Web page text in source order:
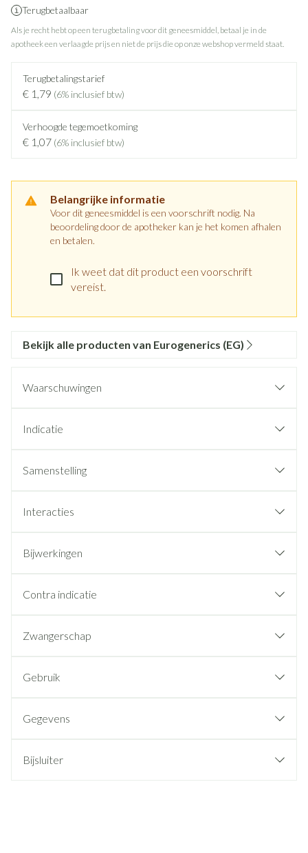
Terugbetaalbaar
Als je recht hebt op een terugbetaling voor dit geneesmiddel, betaal je in de
apotheek een verlaagde prijs en niet de prijs die op onze webshop vermeld staat.
Terugbetalingstarief
€ 1,79 (6% inclusief btw)
Verhoogde tegemoetkoming
€ 1,07 (6% inclusief btw)
Belangrijke informatie
Voor dit geneesmiddel is een voorschrift nodig. Na
beoordeling door de apotheker kan je het komen afhalen
en betalen.
Ik weet dat dit product een voorschrift
vereist.
Bekijk alle producten van Eurogenerics (EG)
Waarschuwingen
Indicatie
Samenstelling
Interacties
Bijwerkingen
Contra indicatie
Zwangerschap
Gebruik
Gegevens
Bijsluiter